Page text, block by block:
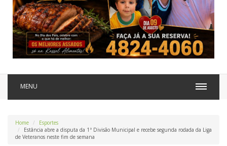
MENU
Home
Esportes
Estância abre a disputa da 1ª Divisão Municipal e recebe segunda rodada da Liga
de Veteranos neste fim de semana